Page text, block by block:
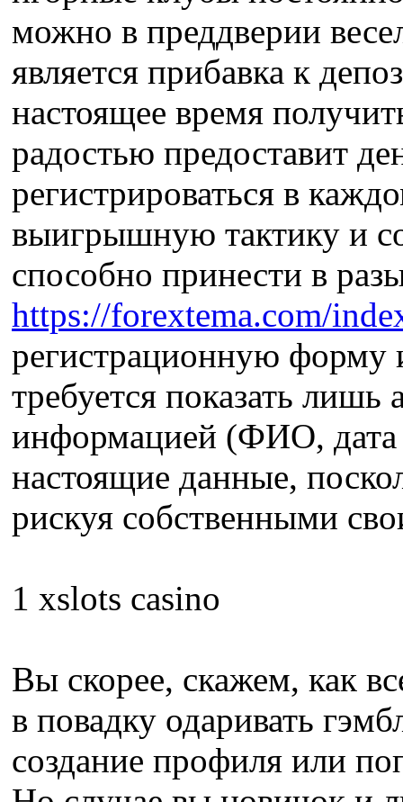
можно в преддверии
является прибавка к
настоящее время
радостью предоставит
регистрироваться в
выигрышную тактику и
способно принести в
https://forextema.com/
регистрационную форму
требуется показать
информацией (ФИО, дата
настоящие данные,
рискуя собственными
1 xslots casino
Вы скорее, скажем, как
в повадку одаривать
создание профиля или